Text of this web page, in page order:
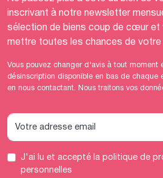
inscrivant à notre newsletter
sélection de biens coup de cœur et
mettre toutes les chances de
Vous pouvez changer d'avis à tout moment
désinscription disponible en bas de chaque
en nous contactant. Nous traitons vos
J'ai lu et acceptéla politique de
personnelles